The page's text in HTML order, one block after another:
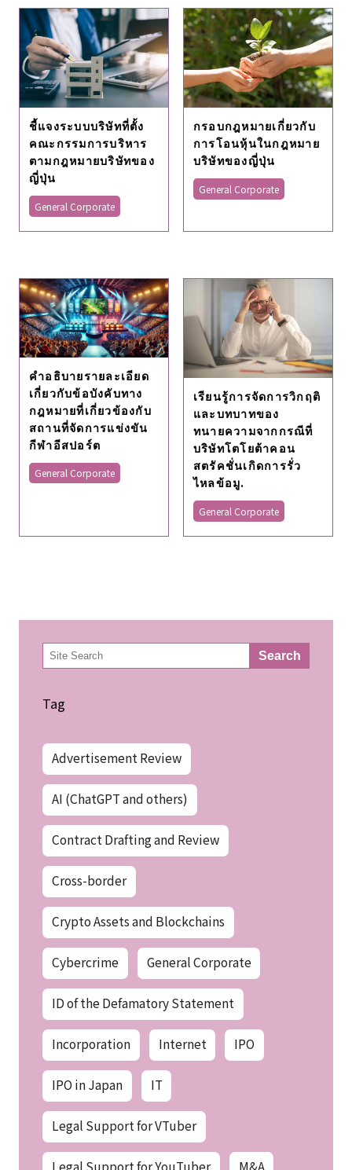
ชี้แจงระบบบริษัทที่ตั้ง
คณะกรรมการบริหาร
ตามกฎหมายบริษัทของ
ญี่ปุ่น
General Corporate
กรอบกฎหมายเกี่ยวกับ
การโอนหุ้นในกฎหมาย
บริษัทของญี่ปุ่น
General Corporate
คําอธิบายรายละเอียด
เกี่ยวกับข้อบังคับทาง
กฎหมายที่เกี่ยวข้องกับ
สถานที่จัดการแข่งขัน
กีฬาอีสปอร์ต
General Corporate
เรียนรู้การจัดการวิกฤติ
และบทบาทของ
ทนายความจากกรณีที่
บริษัทโตโยต้าคอน
สตรัคชั่นเกิดการรั่ว
ไหลข้อมู.
General Corporate
検
索 Search
Tag
Advertisement Review
AI (ChatGPT and others)
Contract Drafting and Review
Cross-border
Crypto Assets and Blockchains
Cybercrime General Corporate
ID of the Defamatory Statement
Incorporation Internet IPO
IPO in Japan IT
Legal Support for VTuber
Legal Support for YouTuber M&A